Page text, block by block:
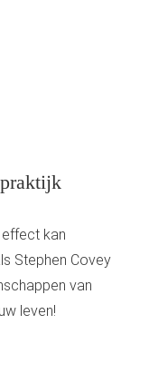
kan
Stephen Covey
van
leven!